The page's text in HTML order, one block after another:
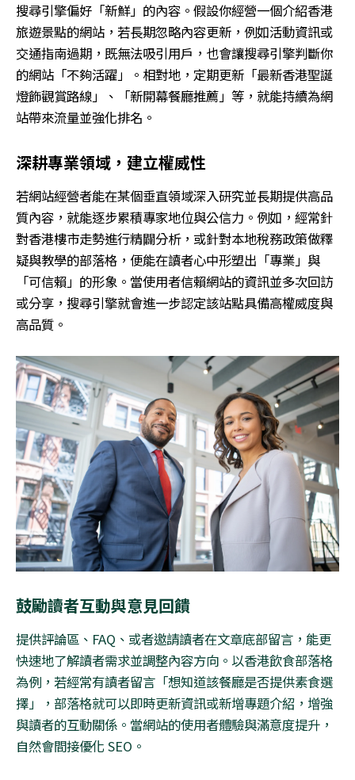
搜尋引擎偏好「新鮮」的內容。假設你經營一個介紹香港
旅遊景點的網站，若長期忽略內容更新，例如活動資訊或
交通指南過期，既無法吸引用戶，也會讓搜尋引擎判斷你
的網站「不夠活躍」。相對地，定期更新「最新香港聖誕
燈飾觀賞路線」、「新開幕餐廳推薦」等，就能持續為網
站帶來流量並強化排名。
深耕專業領域，建立權威性
若網站經營者能在某個垂直領域深入研究並長期提供高品
質內容，就能逐步累積專家地位與公信力。例如，經常針
對香港樓市走勢進行精闢分析，或針對本地稅務政策做釋
疑與教學的部落格，便能在讀者心中形塑出「專業」與
「可信賴」的形象。當使用者信賴網站的資訊並多次回訪
或分享，搜尋引擎就會進一步認定該站點具備高權威度與
高品質。
鼓勵讀者互動與意見回饋
提供評論區、 FAQ 、或者邀請讀者在文章底部留言，能更
快速地了解讀者需求並調整內容方向。以香港飲食部落格
為例，若經常有讀者留言「想知道該餐廳是否提供素食選
擇」，部落格就可以即時更新資訊或新增專題介紹，增強
與讀者的互動關係。當網站的使用者體驗與滿意度提升，
自然會間接優化 SEO 。